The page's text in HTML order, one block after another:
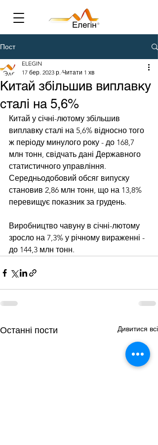
Пост
Китай збільшив виплавку
сталі на 5,6%
ELEGIN
17 бер. 2023 р. Читати 1 хв
Китай у січні-лютому збільшив
виплавку сталі на 5,6% відносно того
ж періоду минулого року - до 168,7
млн тонн, свідчать дані Державного
статистичного управління.
Середньодобовий обсяг випуску
становив 2,86 млн тонн, що на 13,8%
перевищує показник за грудень.
Виробництво чавуну в січні-лютому
зросло на 7,3% у річному вираженні -
до 144,3 млн тонн.
Останні пости Дивитися всі